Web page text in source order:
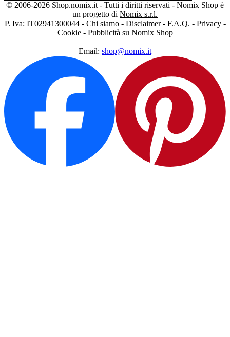
© 2006-2026 Shop.nomix.it - Tutti i diritti riservati - Nomix Shop è
un progetto di Nomix s.r.l.
P. Iva: IT02941300044 - Chi siamo - Disclaimer- F.A.Q. - Privacy-
Cookie- Pubblicità su Nomix Shop
Email: shop@nomix.it